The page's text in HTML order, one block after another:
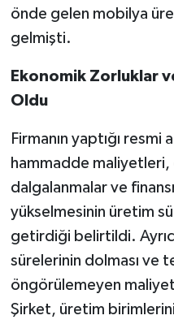
önde gelen mobilya
gelmişti.
Ekonomik Zorluklar
Oldu
Firmanın yaptığı resmi
hammadde maliyetleri,
dalgalanmalar ve
yükselmesinin üretim
getirdiği belirtildi.
sürelerinin dolması ve
öngörülemeyen
Şirket, üretim